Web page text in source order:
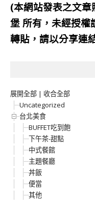
(本網站發表之文章
堡 所有，未經授權
轉貼，請以分享連
展開全部 | 收合全部
Uncategorized
台北美食
BUFFET吃到飽
下午茶-甜點
中式餐館
主題餐廳
丼飯
便當
其他